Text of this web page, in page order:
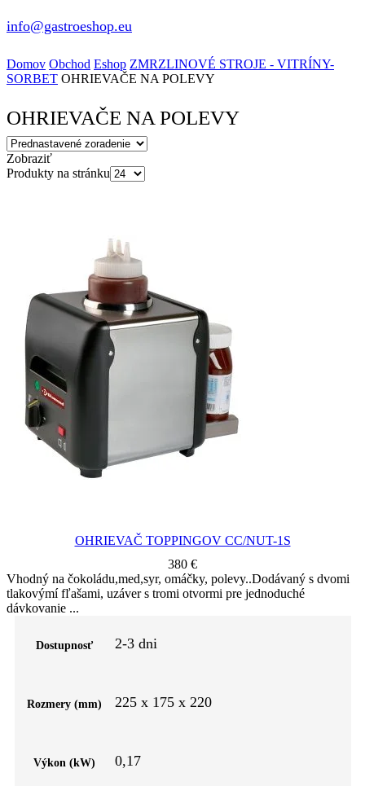
info@gastroeshop.eu
Domov Obchod Eshop ZMRZLINOVÉ STROJE - VITRÍNY-
SORBET OHRIEVAČE NA POLEVY
OHRIEVAČE NA POLEVY
Zobraziť
Produkty na stránku
OHRIEVAČ TOPPINGOV CC/NUT-1S
380 €
Vhodný na čokoládu,med,syr, omáčky, polevy..Dodávaný s dvomi
tlakovýmí fľašami, uzáver s tromi otvormi pre jednoduché
dávkovanie
Dostupnosť 2-3 dni
Rozmery (mm) 225 x 175 x 220
Výkon (kW) 0,17